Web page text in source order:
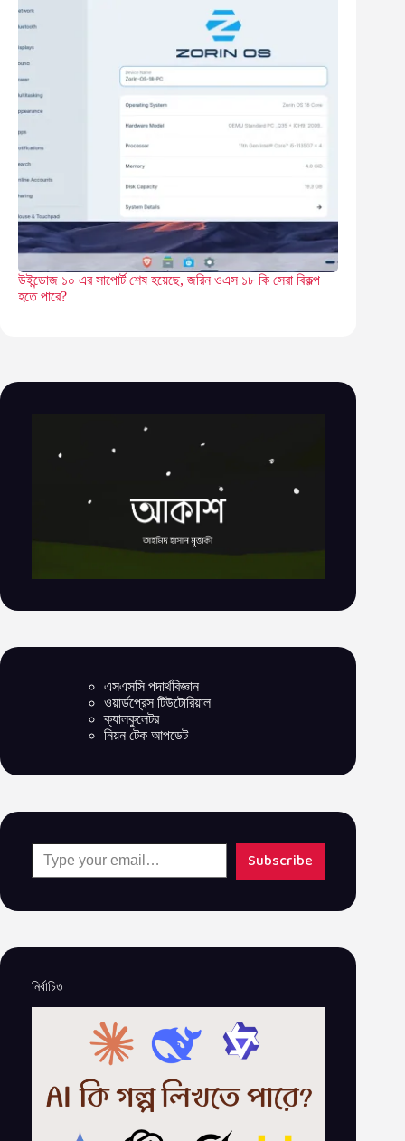
উইন্ডোজ ১০ এর সাপোর্ট শেষ হয়েছে, জরিন ওএস ১৮ কি সেরা বিকল্প
হতে পারে?
এসএসসি পদার্থবিজ্ঞান
ওয়ার্ডপ্রেস টিউটোরিয়াল
ক্যালকুলেটর
নিয়ন টেক আপডেট
Type your email…
Subscribe
নির্বাচিত